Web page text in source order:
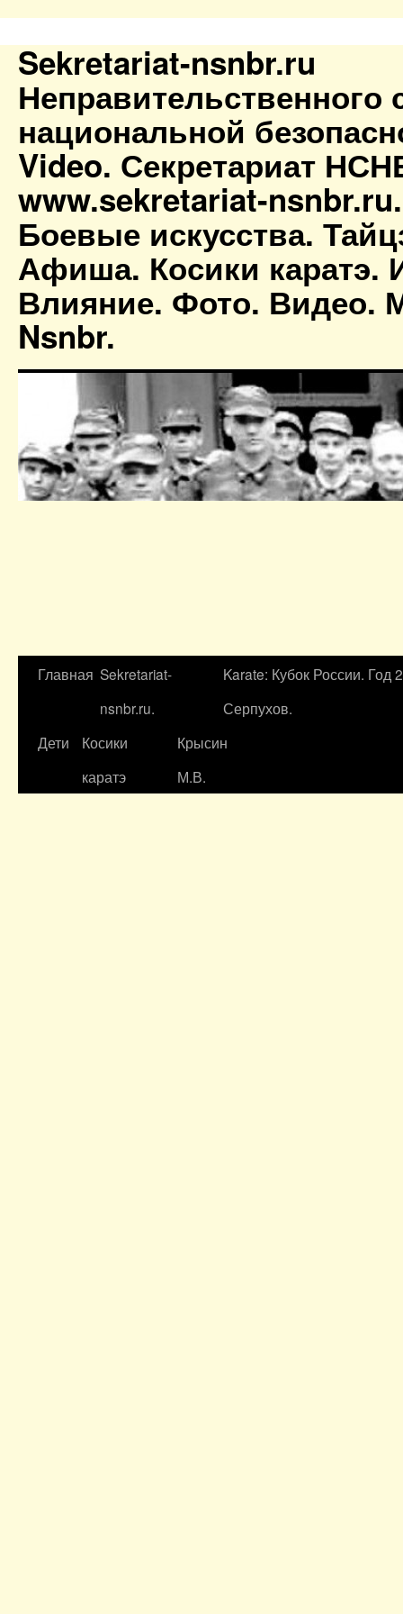
Sekretariat-nsnbr.ru
Неправительственного
национальной
Video. Секретариат
www.sekretariat-
Боевые искусства.
Афиша. Косики каратэ.
Влияние. Фото. Видео.
Nsnbr.
Главная Sekretariat-
nsnbr.ru.
Karate: Кубок России. Год
Серпухов.
Дети
Косики
каратэ
Крысин
М.В.